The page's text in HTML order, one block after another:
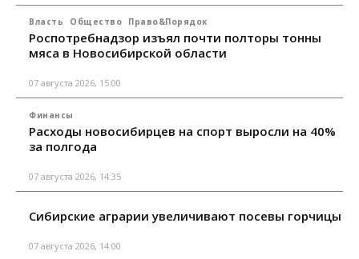
Власть Общество Право&Порядок
Роспотребнадзор изъял почти полторы тонны
мяса в Новосибирской области
07 августа 2026, 15:00
Финансы
Расходы новосибирцев на спорт выросли на 40%
за полгода
07 августа 2026, 14:35
Сибирские аграрии увеличивают посевы горчицы
07 августа 2026, 14:00